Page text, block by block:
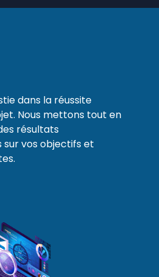
dans la réussite
Nous mettons tout en
résultats
sur vos objectifs et